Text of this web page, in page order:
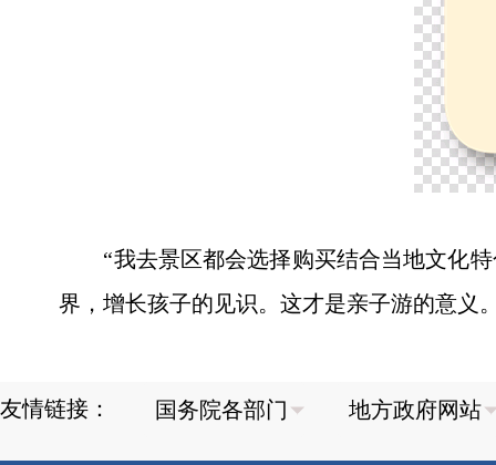
“我去景区都会选择购买结合当地文化特
界，增长孩子的见识。这才是亲子游的意义
友情链接：